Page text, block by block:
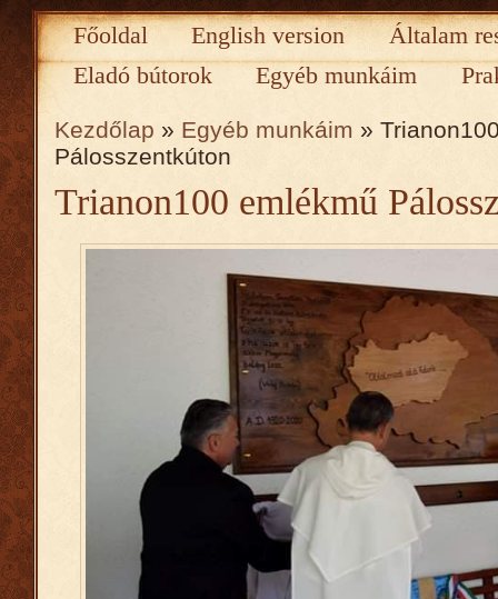
Főoldal English version
Általam
Eladó bútorok
Egyéb munkáim
Kezdőlap » Egyéb munkáim »
Pálosszentkúton
Trianon100 emlékmű